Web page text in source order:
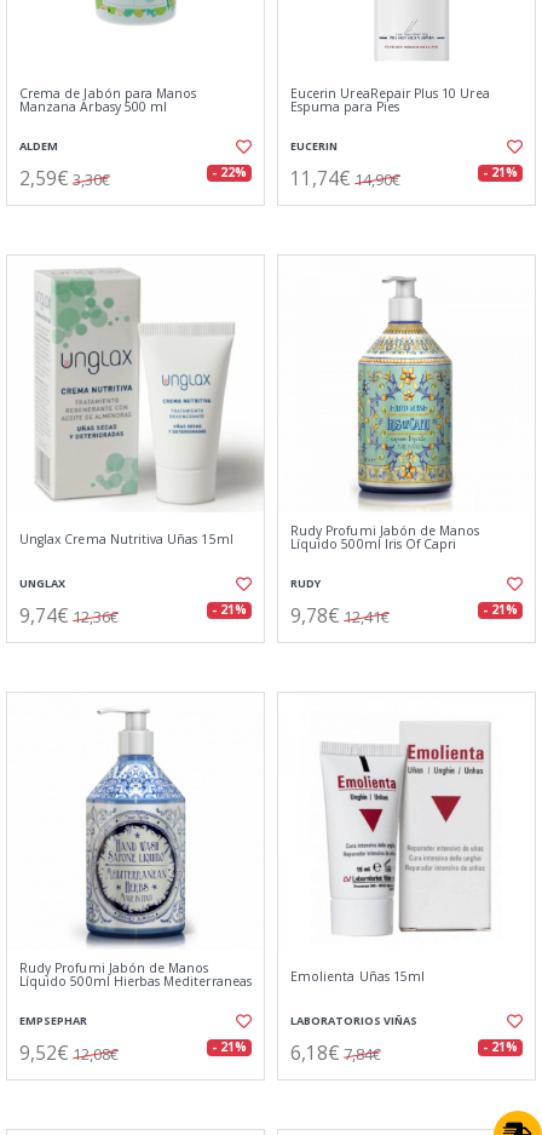
Crema de Jabón para Manos
Manzana Arbasy 500 ml
ALDEM
2,59€ 3,30€ - 22%
Eucerin UreaRepair Plus 10 Urea
Espuma para Pies
EUCERIN
11,74€ 14,90€ - 21%
Unglax Crema Nutritiva Uñas 15ml
UNGLAX
9,74€ 12,36€ - 21%
Rudy Profumi Jabón de Manos
Líquido 500ml Iris Of Capri
RUDY
9,78€ 12,41€ - 21%
Rudy Profumi Jabón de Manos
Líquido 500ml Hierbas Mediterraneas
EMPSEPHAR
9,52€ 12,08€ - 21%
Emolienta Uñas 15ml
LABORATORIOS VIÑAS
6,18€ 7,84€ - 21%